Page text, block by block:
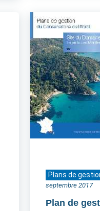
Plans de
septembre 2017
Plan de